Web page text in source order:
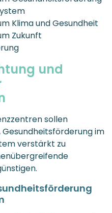
Klima und Gesundheit
Zukunft
und
sollen
im
verstärkt zu